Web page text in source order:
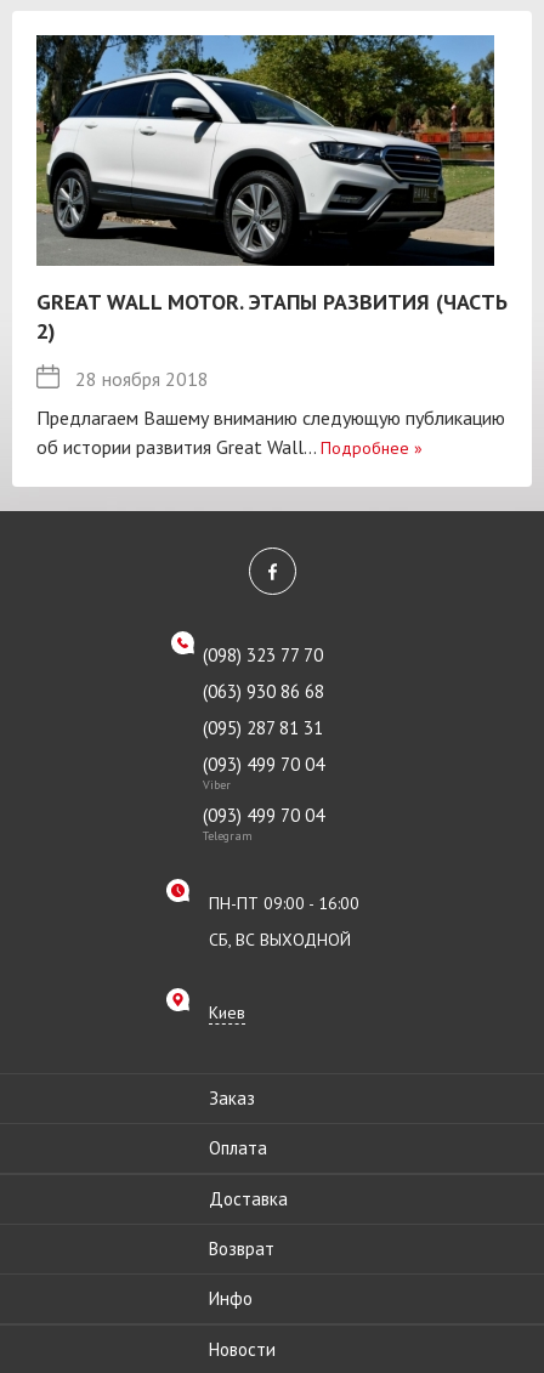
GREAT WALL MOTOR. ЭТАПЫ РАЗВИТИЯ (ЧАСТЬ
2)
28 ноября 2018
Предлагаем Вашему вниманию следующую публикацию
об истории развития Great Wall... Подробнее »
(098) 323 77 70
(063) 930 86 68
(095) 287 81 31
(093) 499 70 04
Viber
(093) 499 70 04
Telegram
ПН-ПТ 09:00 - 16:00
СБ, ВС ВЫХОДНОЙ
Киев
Заказ
Оплата
Доставка
Возврат
Инфо
Новости